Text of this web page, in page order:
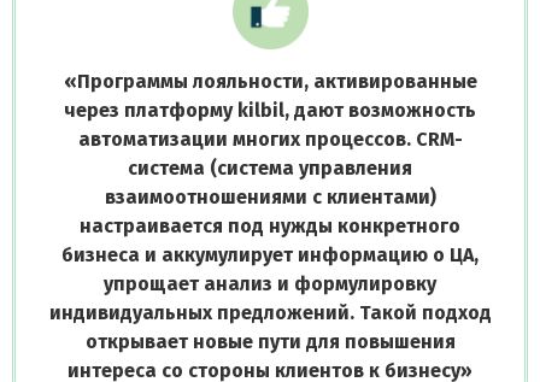
«Программы лояльности, активированные
через платформу kilbil, дают возможность
автоматизации многих процессов. CRM-
система (система управления
взаимоотношениями с клиентами)
настраивается под нужды конкретного
бизнеса и аккумулирует информацию о ЦА,
упрощает анализ и формулировку
индивидуальных предложений. Такой подход
открывает новые пути для повышения
интереса со стороны клиентов к бизнесу»